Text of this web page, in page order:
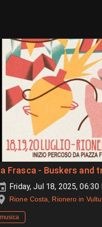
Frasca - Buskers and
Friday, Jul 18, 2025,
Rione Costa, Rionero in
musica